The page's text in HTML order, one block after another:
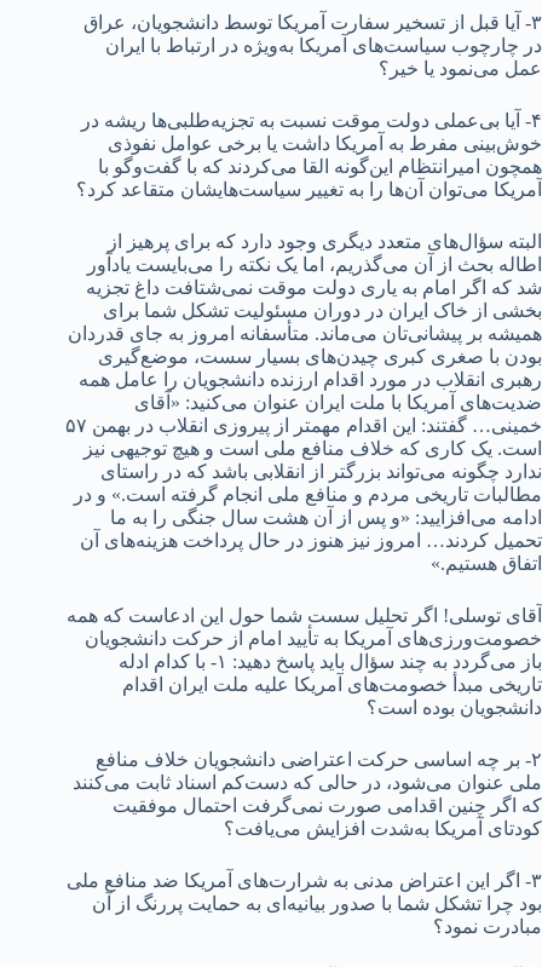
۳- آیا قبل از تسخیر سفارت آمریکا توسط دانشجویان، عراق
در چارچوب سیاست‌های آمریکا به‌ویژه در ارتباط با ایران
عمل می‌نمود یا خیر؟
۴- آیا بی‌عملی دولت موقت نسبت به تجزیه‌طلبی‌ها ریشه در
خوش‌بینی مفرط به آمریکا داشت یا برخی عوامل نفوذی
همچون امیرانتظام این‌گونه القا می‌کردند که با گفت‌وگو با
آمریکا می‌توان آن‌ها را به تغییر سیاست‌هایشان متقاعد کرد؟
البته سؤال‌های متعدد دیگری وجود دارد که برای پرهیز از
اطاله بحث از آن می‌گذریم، اما یک نکته را می‌بایست یادآور
شد که اگر امام به یاری دولت موقت نمی‌شتافت داغ تجزیه
بخشی از خاک ایران در دوران مسئولیت تشکل شما برای
همیشه بر پیشانی‌تان می‌ماند. متأسفانه امروز به جای قدردان
بودن با صغری کبری چیدن‌های بسیار سست، موضع‌گیری
رهبری انقلاب در مورد اقدام ارزنده دانشجویان را عامل همه
ضدیت‌های آمریکا با ملت ایران عنوان می‌کنید: «آقای
خمینی… گفتند: این اقدام مهمتر از پیروزی انقلاب در بهمن ۵۷
است. یک کاری که خلاف منافع ملی است و هیچ توجیهی نیز
ندارد چگونه می‌تواند بزرگتر از انقلابی باشد که در راستای
مطالبات تاریخی مردم و منافع ملی انجام گرفته است.» و در
ادامه می‌افزایید: «و پس از آن هشت سال جنگی را به ما
تحمیل کردند… امروز نیز هنوز در حال پرداخت هزینه‌های آن
اتفاق هستیم.»
آقای توسلی! اگر تحلیل سست شما حول این ادعاست که همه
خصومت‌ورزی‌های آمریکا به تأیید امام از حرکت دانشجویان
باز می‌گردد به چند سؤال باید پاسخ دهید: ۱- با کدام ادله
تاریخی مبدأ خصومت‌های آمریکا علیه ملت ایران اقدام
دانشجویان بوده است؟
۲- بر چه اساسی حرکت اعتراضی دانشجویان خلاف منافع
ملی عنوان می‌شود، در حالی که دست‌کم اسناد ثابت می‌کنند
که اگر چنین اقدامی صورت نمی‌گرفت احتمال موفقیت
کودتای آمریکا به‌شدت افزایش می‌یافت؟
۳- اگر این اعتراض مدنی به شرارت‌های آمریکا ضد منافع ملی
بود چرا تشکل شما با صدور بیانیه‌ای به حمایت پررنگ از آن
مبادرت نمود؟